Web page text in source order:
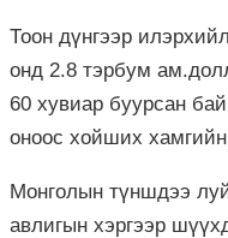
Тоон дүнгээр
онд 2.8 тэрбум
60 хувиар буурсан
оноос хойших
Монголын түншдээ
авлигын хэргээр